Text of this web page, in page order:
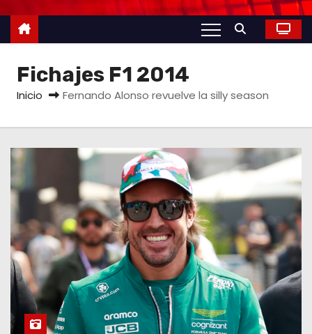
i
Fichajes F1 2014
Inicio Fernando Alonso revuelve la silly season